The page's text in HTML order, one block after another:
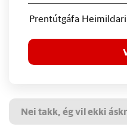
Prentútgáfa
Nei takk, ég vil ekki